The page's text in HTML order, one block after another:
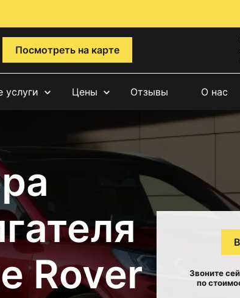
Посмотреть на карте
услуги Цены Отзывы О нас
Rover
Звоните
по